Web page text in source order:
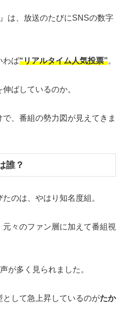
は、放送のたびにSNSの数字
わば“リアルタイム人気投票”。
ばしているのか。
、番組の勢力図が見えてきま
誰？
のは、やはり知名度組。
元々のファン層に加えて番組視
が多く見られました。
して急上昇しているのがたか